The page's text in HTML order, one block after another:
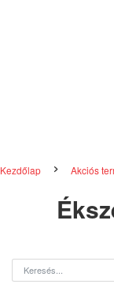
Kezdőlap Akciós